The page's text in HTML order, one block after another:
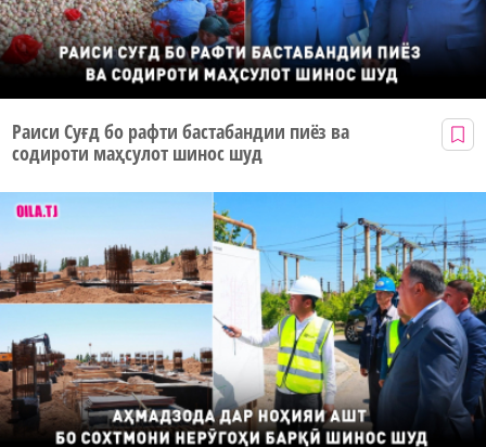
Раиси Суғд бо рафти бастабандии пиёз ва
содироти маҳсулот шинос шуд